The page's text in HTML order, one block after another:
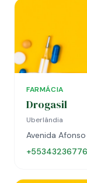
FARMÁCIA
Drogasil
Uberlândia
Avenida